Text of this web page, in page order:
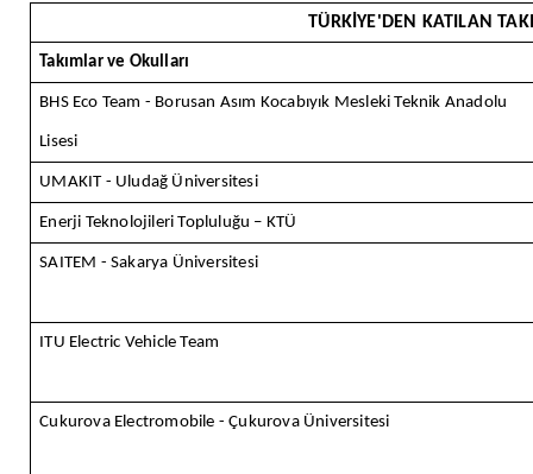
TÜRKİYE'DEN KATILAN
Takımlar ve Okulları
BHS Eco Team - Borusan Asım Kocabıyık Mesleki Teknik Anadolu
Lisesi
UMAKIT - Uludağ Üniversitesi
Enerji Teknolojileri Topluluğu – KTÜ
SAITEM - Sakarya Üniversitesi
ITU Electric Vehicle Team
Cukurova Electromobile - Çukurova Üniversitesi